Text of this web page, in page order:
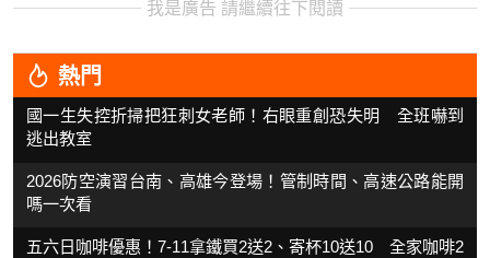
我是廣告 請繼續往下閱讀
熱門
國一生失控折掃把狂刺女老師！右眼重創恐失明 全班嚇到
逃出教室
2026防空演習台南、高雄今登場！管制時間、高速公路能開
嗎一次看
五六日咖啡優惠！7-11拿鐵買2送2、寄杯10送10 全家咖啡2